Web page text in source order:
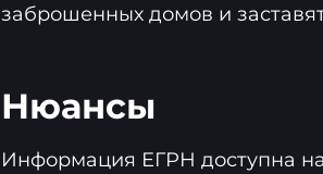
заброшенных домов и
Нюансы
Информация ЕГРН доступна на